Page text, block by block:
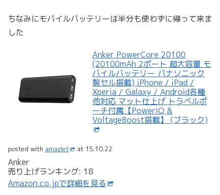
ちなみにモバイルバッテリーは半分も使わずに帰って来ま
した
Anker PowerCore 20100
(20100mAh 2ポート 超大容量 モ
バイルバッテリー パナソニック
製セル搭載) iPhone / iPad /
Xperia / Galaxy / Android各種
他対応 マット仕上げ トラベルポ
ーチ付属【PowerIQ &
VoltageBoost搭載】 (ブラック)
posted with amazlet at 15.10.22
Anker
売り上げランキング: 18
Amazon.co.jpで詳細を見る